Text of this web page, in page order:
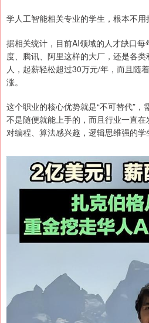
学人工智能相关专业的学生，根本不用
据相关统计，目前AI领域的人才缺口
度、腾讯、阿里这样的大厂，还是各
人，起薪轻松超过30万元/年，而且随
涨。
这个职业的核心优势就是“不可替代”，
不是随便就能上手的，而且行业一直
对编程、算法感兴趣，逻辑思维强的学